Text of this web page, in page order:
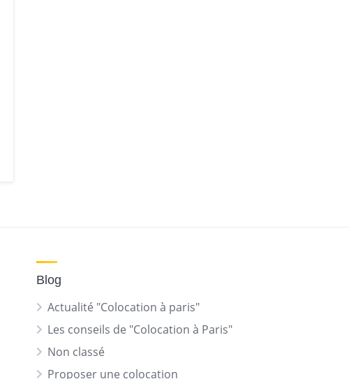
Blog
Actualité "Colocation à paris"
Les conseils de "Colocation à Paris"
Non classé
Proposer une colocation